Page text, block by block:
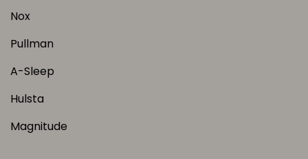
Nox
Pullman
A-Sleep
Hulsta
Magnitude